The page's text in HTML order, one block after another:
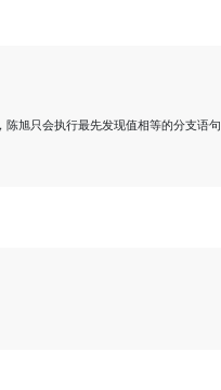
只会执行最先发现值相等的分支语句